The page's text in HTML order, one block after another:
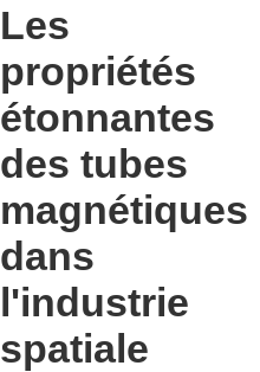
Les
propriétés
étonnantes
des tubes
magnétiques
dans
l'industrie
spatiale